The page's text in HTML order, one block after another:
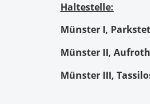
Haltestelle:
Münster I,
Münster II,
Münster III,